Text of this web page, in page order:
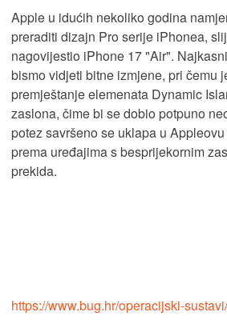
Apple u idućih nekoliko godina
preraditi dizajn Pro serije iPhonea,
nagovijestio iPhone 17 "Air".
bismo vidjeti bitne izmjene, pri čemu
premještanje elemenata Dynamic
zaslona, čime bi se dobio potpuno
potez savršeno se uklapa u
prema uređajima s besprijekornim
prekida.
https://www.bug.hr/operacijski-